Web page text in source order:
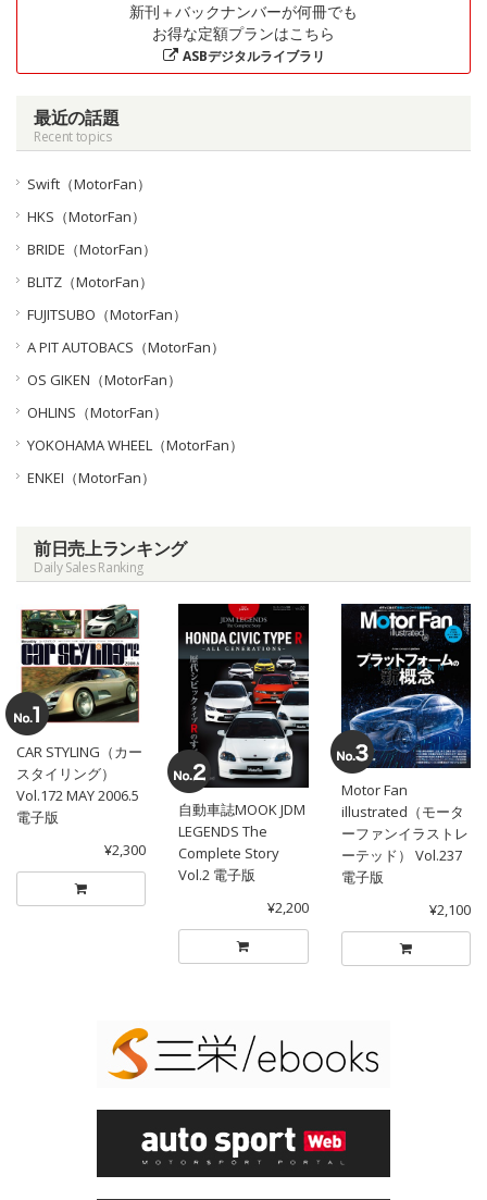
新刊＋バックナンバーが何冊でも
お得な定額プランはこちら
ASBデジタルライブラリ
最近の話題
Recent topics
Swift（MotorFan）
HKS（MotorFan）
BRIDE（MotorFan）
BLITZ（MotorFan）
FUJITSUBO（MotorFan）
A PIT AUTOBACS（MotorFan）
OS GIKEN（MotorFan）
OHLINS（MotorFan）
YOKOHAMA WHEEL（MotorFan）
ENKEI（MotorFan）
前日売上ランキング
Daily Sales Ranking
CAR STYLING（カー
スタイリング）
Vol.172 MAY 2006.5
電子版
¥2,300
自動車誌MOOK JDM
LEGENDS The
Complete Story
Vol.2 電子版
¥2,200
Motor Fan
illustrated（モータ
ーファンイラストレ
ーテッド） Vol.237
電子版
¥2,100